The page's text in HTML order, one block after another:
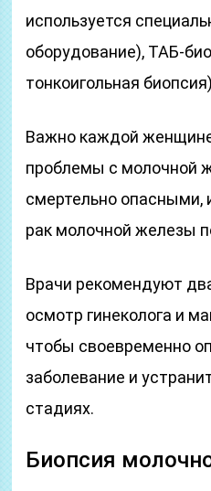
используется
оборудование), ТАБ-
тонкоигольная
Важно каждой
проблемы с молочной
смертельно опасными,
рак молочной железы
Врачи рекомендуют
осмотр гинеколога и
чтобы своевременно
заболевание и
стадиях.
Биопсия